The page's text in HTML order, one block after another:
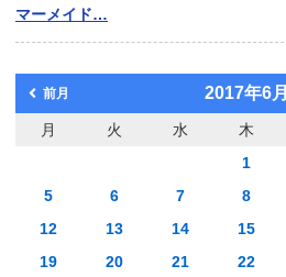
マーメイド…
前月 2017年6月
月 火 水 木
1
5
6 7 8
12
13 14 15
19
20 21 22